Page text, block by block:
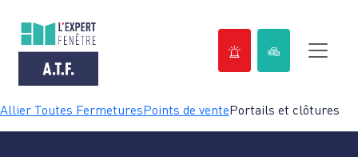
Passer
Allier Toutes FermeturesPoints de ventePortails et clôtures